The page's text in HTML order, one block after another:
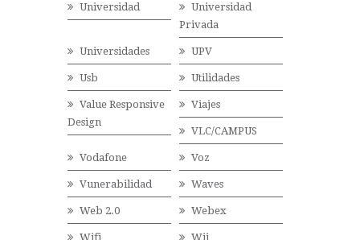
Universidad
Universidad
Privada
Universidades UPV
Usb Utilidades
Value Responsive
Design
Viajes
VLC/CAMPUS
Vodafone Voz
Vunerabilidad Waves
Web 2.0 Webex
Wifi Wii